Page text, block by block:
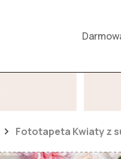
Fototapeta Kwiaty z